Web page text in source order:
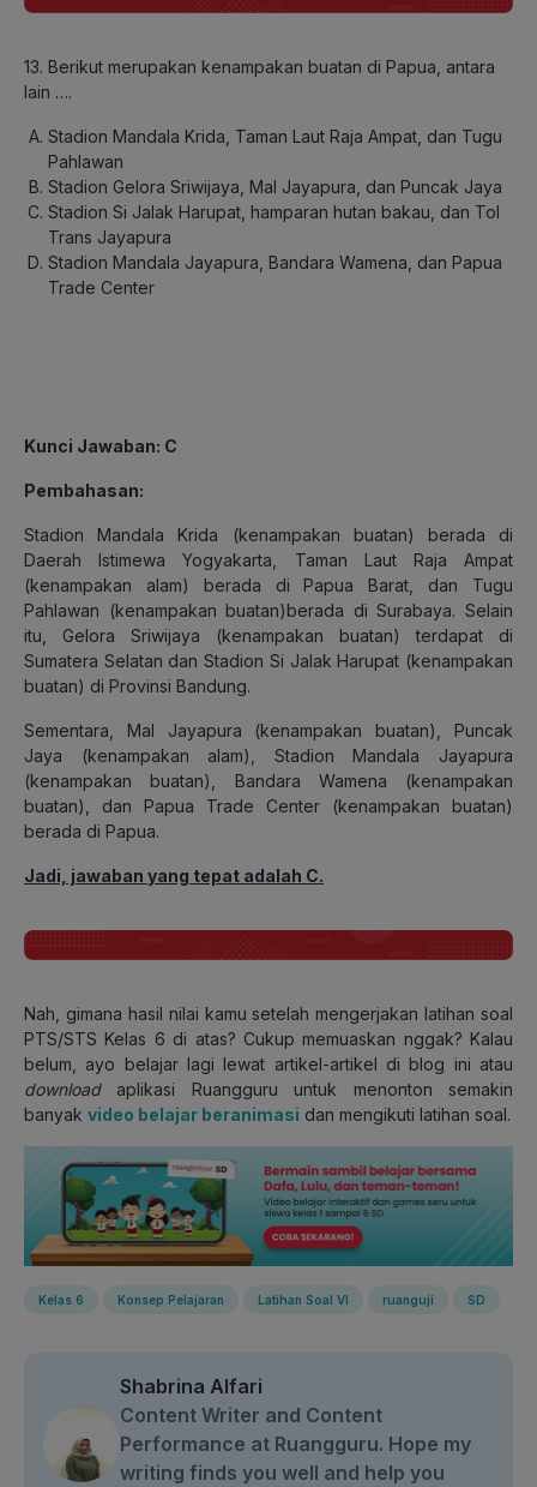
13. Berikut merupakan kenampakan buatan di Papua, antara
lain ….
Stadion Mandala Krida, Taman Laut Raja Ampat, dan Tugu
Pahlawan
Stadion Gelora Sriwijaya, Mal Jayapura, dan Puncak Jaya
Stadion Si Jalak Harupat, hamparan hutan bakau, dan Tol
Trans Jayapura
Stadion Mandala Jayapura, Bandara Wamena, dan Papua
Trade Center
Kunci Jawaban: C
Pembahasan:
Stadion Mandala Krida (kenampakan buatan) berada di
Daerah Istimewa Yogyakarta, Taman Laut Raja Ampat
(kenampakan alam) berada di Papua Barat, dan Tugu
Pahlawan (kenampakan buatan)berada di Surabaya. Selain
itu, Gelora Sriwijaya (kenampakan buatan) terdapat di
Sumatera Selatan dan Stadion Si Jalak Harupat (kenampakan
buatan) di Provinsi Bandung.
Sementara, Mal Jayapura (kenampakan buatan), Puncak
Jaya (kenampakan alam), Stadion Mandala Jayapura
(kenampakan buatan), Bandara Wamena (kenampakan
buatan), dan Papua Trade Center (kenampakan buatan)
berada di Papua.
Jadi, jawaban yang tepat adalah C.
Nah, gimana hasil nilai kamu setelah mengerjakan latihan soal
PTS/STS Kelas 6 di atas? Cukup memuaskan nggak? Kalau
belum, ayo belajar lagi lewat artikel-artikel di blog ini atau
downloadaplikasi Ruangguru untuk menonton semakin
banyak video belajar beranimasi dan mengikuti latihan soal.
Kelas 6 Konsep Pelajaran Latihan Soal VI ruanguji SD
Shabrina Alfari
Content Writer and Content
Performance at Ruangguru. Hope my
writing finds you well and help you